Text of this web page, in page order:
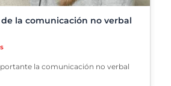
la comunicación no verbal
la comunicación no verbal